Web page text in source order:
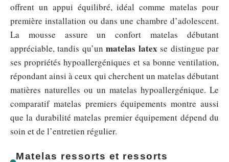
offrent un appui équilibré, idéal comme matelas pour
première installation ou dans une chambre d’adolescent.
La mousse assure un confort matelas débutant
appréciable, tandis qu’unmatelas latex se distingue par
ses propriétés hypoallergéniques et sa bonne ventilation,
répondant ainsi à ceux qui cherchent un matelas débutant
matières naturelles ou un matelas hypoallergénique. Le
comparatif matelas premiers équipements montre aussi
que la durabilité matelas premier équipement dépend du
soin et de l’entretien régulier.
Matelas ressorts et ressorts